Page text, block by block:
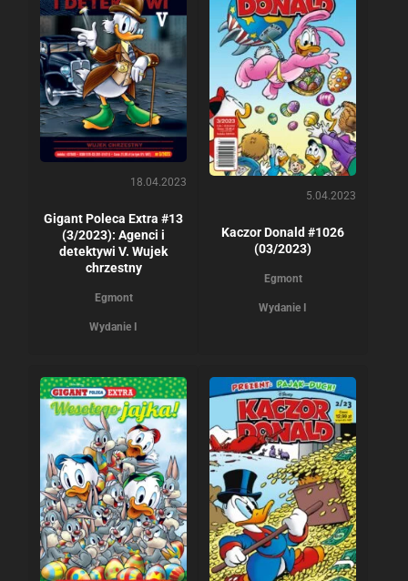
18.04.2023
Gigant Poleca Extra #13
(3/2023): Agenci i
detektywi V. Wujek
chrzestny
Egmont
Wydanie I
5.04.2023
Kaczor Donald #1026
(03/2023)
Egmont
Wydanie I